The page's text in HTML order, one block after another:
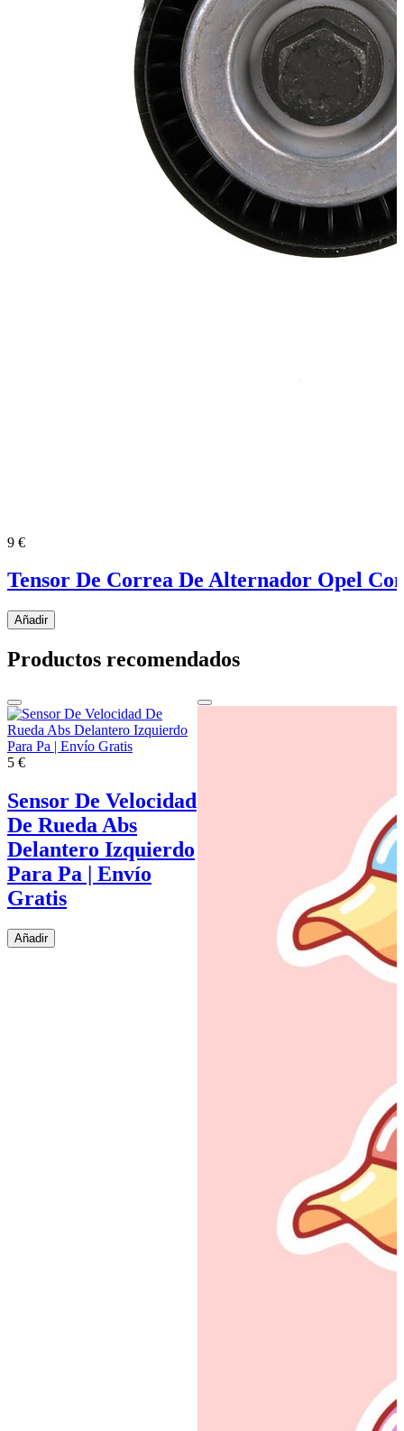
9 €
Tensor De Correa De Alternador Opel
Añadir
Productos recomendados
5 €
Sensor De Velocidad
De Rueda Abs
Delantero Izquierdo
Para Pa | Envío
Gratis
Añadir